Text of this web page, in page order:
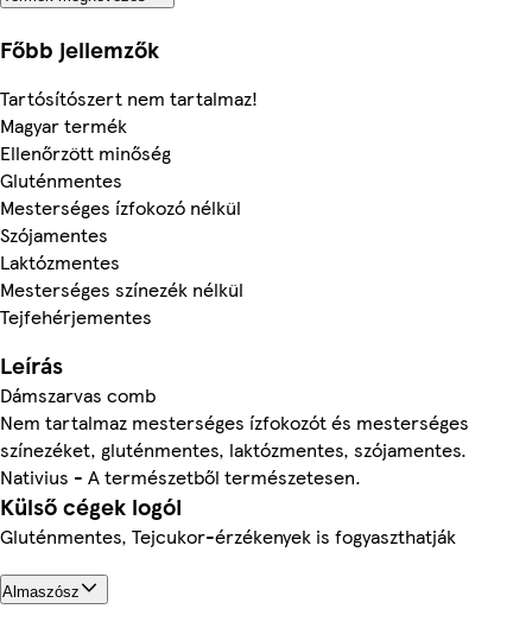
Főbb jellemzők
Tartósítószert nem tartalmaz!
Magyar termék
Ellenőrzött minőség
Gluténmentes
Mesterséges ízfokozó nélkül
Szójamentes
Laktózmentes
Mesterséges színezék nélkül
Tejfehérjementes
Leírás
Dámszarvas comb
Nem tartalmaz mesterséges ízfokozót és mesterséges
színezéket, gluténmentes, laktózmentes, szójamentes.
Nativius - A természetből természetesen.
Külső cégek logói
Gluténmentes, Tejcukor-érzékenyek is fogyaszthatják
Almaszósz